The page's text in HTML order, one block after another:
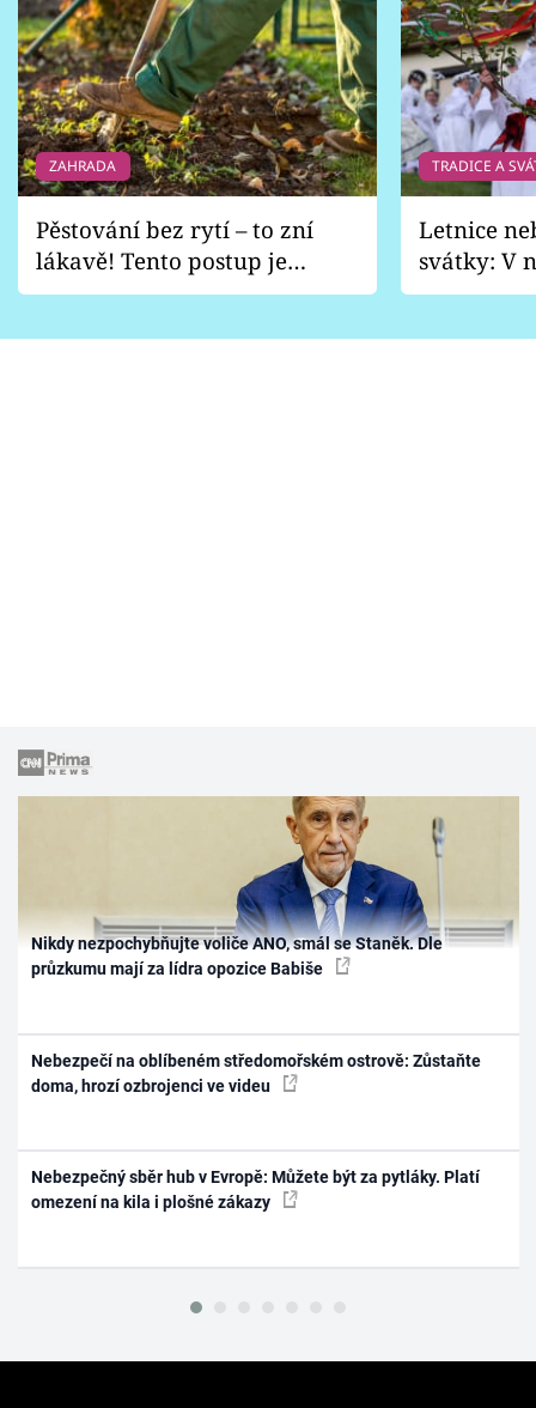
ZAHRADA
Pěstování bez rytí – to zní
lákavě! Tento postup je
vhodný jen pro některé
TRADICE A
Letnice
svátky: V
pondělí
Nikdy nezpochybňujte voliče ANO, smál se Staněk. Dle
průzkumu mají za lídra opozice Babiše
Nebezpečí na oblíbeném středomořském ostrově: Zůstaňte
doma, hrozí ozbrojenci ve videu
Nebezpečný sběr hub v Evropě: Můžete být za pytláky. Platí
omezení na kila i plošné zákazy